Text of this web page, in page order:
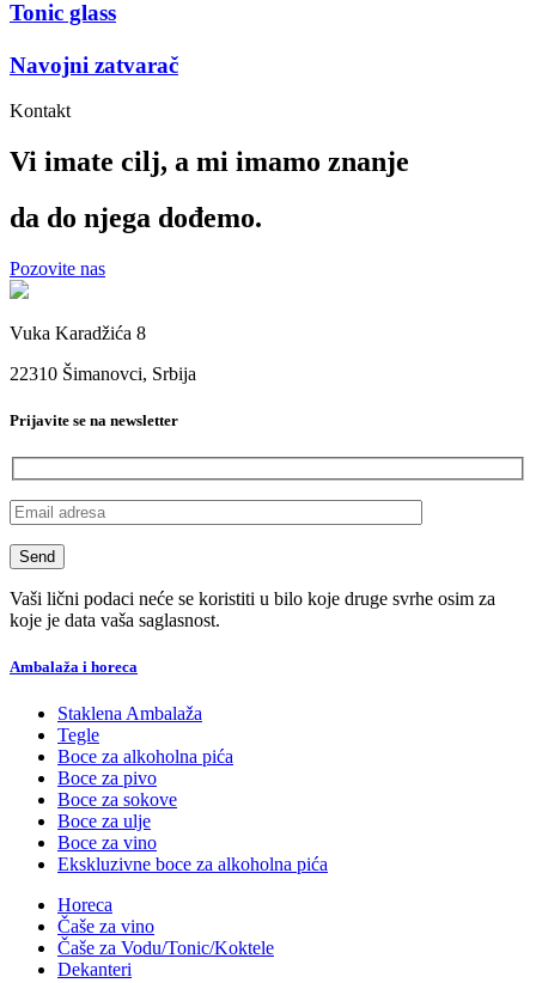
Tonic glass
Navojni zatvarač
Kontakt
Vi imate cilj, a mi imamo znanje
da do njega dođemo.
Pozovite nas
Vuka Karadžića 8
22310 Šimanovci, Srbija
Prijavite se na newsletter
Vaši lični podaci neće se koristiti u bilo koje druge svrhe osim za
koje je data vaša saglasnost.
Ambalaža i horeca
Staklena Ambalaža
Tegle
Boce za alkoholna pića
Boce za pivo
Boce za sokove
Boce za ulje
Boce za vino
Ekskluzivne boce za alkoholna pića
Horeca
Čaše za vino
Čaše za Vodu/Tonic/Koktele
Dekanteri